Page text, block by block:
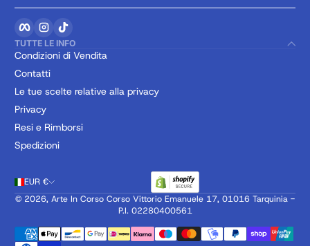
FacebookInstagram
TUTTE LE INFO
Condizioni di Vendita
Contatti
Le tue scelte relative alla privacy
Privacy
Resi e Rimborsi
Spedizioni
EUR €
© 2026, Arte In Corso Corso Vittorio Emanuele 17, 01016 Tarquinia -
P.I. 02280400561
Metodi di pagamento